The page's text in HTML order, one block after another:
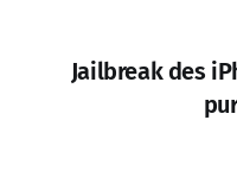
Jailbreak des